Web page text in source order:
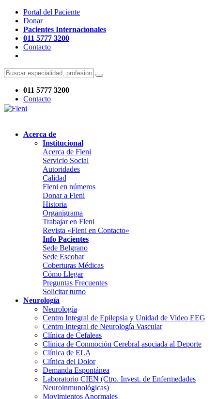
Portal del Paciente
Donar
Pacientes Internacionales
011 5777 3200
Contacto
011 5777 3200
Contacto
Acerca de
Institucional
Acerca de Fleni
Servicio Social
Autoridades
Calidad
Fleni en números
Donar a Fleni
Historia
Organigrama
Trabajar en Fleni
Revista «Fleni en Contacto»
Info Pacientes
Sede Belgrano
Sede Escobar
Coberturas Médicas
Cómo Llegar
Preguntas Frecuentes
Solicitar turno
Neurología
Neurología
Centro Integral de Epilepsia y Unidad de Video EEG
Centro Integral de Neurología Vascular
Clínica de Cefaleas
Clínica de Conmoción Cerebral asociada al Deporte
Clínica de ELA
Clínica del Dolor
Demanda Espontánea
Laboratorio CIEN (Ctro. Invest. de Enfermedades
Neuroinmunológicas)
Movimientos Anormales